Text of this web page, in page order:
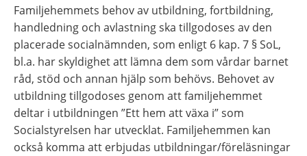
Familjehemmets behov av utbildning, fortbildning,
handledning och avlastning ska tillgodoses av den
placerade socialnämnden, som enligt 6 kap. 7 § SoL,
bl.a. har skyldighet att lämna dem som vårdar barnet
råd, stöd och annan hjälp som behövs. Behovet av
utbildning tillgodoses genom att familjehemmet
deltar i utbildningen ”Ett hem att växa i” som
Socialstyrelsen har utvecklat. Familjehemmen kan
också komma att erbjudas utbildningar/föreläsningar